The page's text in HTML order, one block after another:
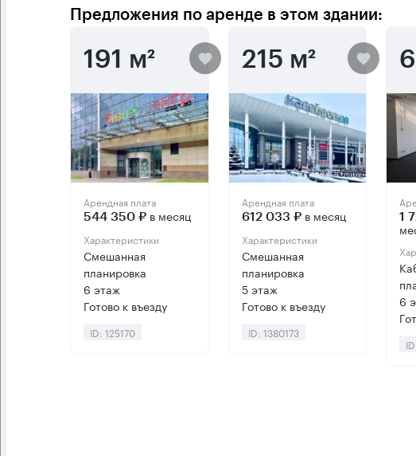
Предложения по аренде в этом здании:
191 м²
Арендная плата
544 350 ₽ в месяц
Характеристики
Смешанная
планировка
6 этаж
Готово к въезду
ID: 125170
215 м²
Арендная плата
612 033 ₽в месяц
Характеристики
Смешанная
планировка
5 этаж
Готово к въезду
ID: 1380173
1
6